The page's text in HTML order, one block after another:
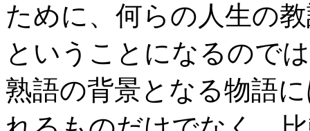
ために、何らの人生の
ということになるので
熟語の背景となる物語